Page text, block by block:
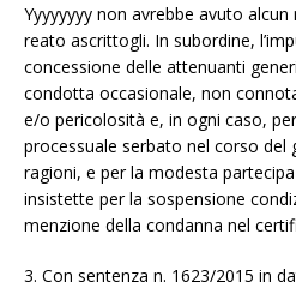
Yyyyyyyy non avrebbe avuto
reato ascrittogli. In subordine,
concessione delle attenuanti
condotta occasionale, non
e/o pericolosità e, in ogni caso,
processuale serbato nel corso del
ragioni, e per la modesta
insistette per la sospensione
menzione della condanna nel
3. Con sentenza n. 1623/2015 in